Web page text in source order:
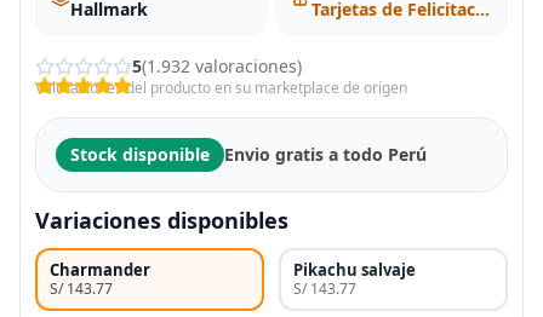
Hallmark Tarjetas de Felicitación
5(1.932 valoraciones)
Valoraciones del producto en su marketplace de origen
Stock disponible Envio gratis a todo Perú
Variaciones disponibles
Charmander
S/ 143.77
Pikachu salvaje
S/ 143.77